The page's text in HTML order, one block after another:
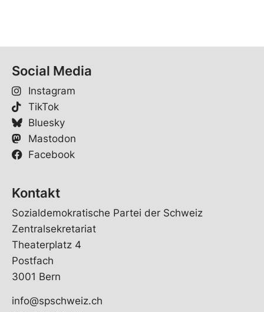
Social Media
Instagram
TikTok
Bluesky
Mastodon
Facebook
Kontakt
Sozialdemokratische Partei der Schweiz
Zentralsekretariat
Theaterplatz 4
Postfach
3001 Bern
info@spschweiz.ch